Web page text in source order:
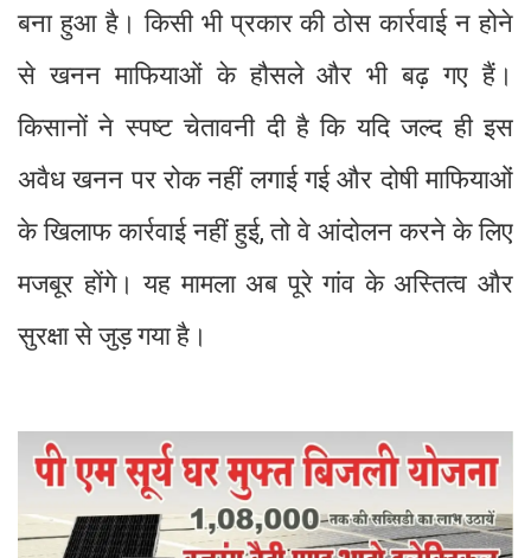
बना हुआ है। किसी भी प्रकार की ठोस कार्रवाई न होने
से खनन माफियाओं के हौसले और भी बढ़ गए हैं।
किसानों ने स्पष्ट चेतावनी दी है कि यदि जल्द ही इस
अवैध खनन पर रोक नहीं लगाई गई और दोषी माफियाओं
के खिलाफ कार्रवाई नहीं हुई, तो वे आंदोलन करने के लिए
मजबूर होंगे। यह मामला अब पूरे गांव के अस्तित्व और
सुरक्षा से जुड़ गया है।